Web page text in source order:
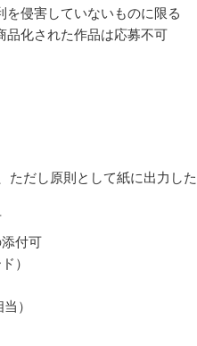
侵害していないものに限る
化された作品は応募不可
ただし原則として紙に出力した
付可
）
）